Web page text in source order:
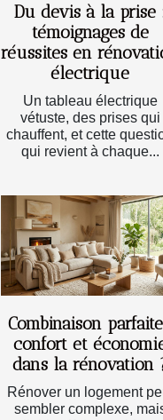
Du devis à la prise
témoignages de
réussites en
électrique
Un tableau électrique
vétuste, des prises qui
chauffent, et cette
qui revient à chaque...
Combinaison
confort et
dans la rénovation
Rénover un logement
sembler complexe,